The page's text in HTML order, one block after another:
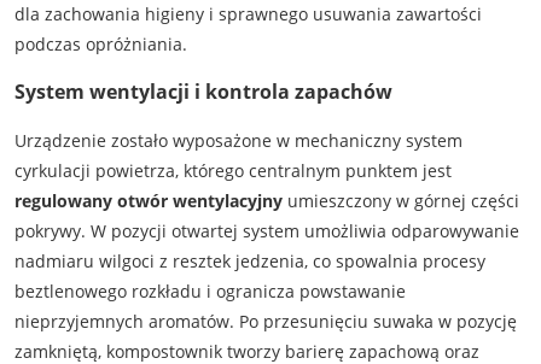
dla zachowania higieny i sprawnego usuwania zawartości
podczas opróżniania.
System wentylacji i kontrola zapachów
Urządzenie zostało wyposażone w mechaniczny system
cyrkulacji powietrza, którego centralnym punktem jest
regulowany otwór wentylacyjnyumieszczony w górnej części
pokrywy. W pozycji otwartej system umożliwia odparowywanie
nadmiaru wilgoci z resztek jedzenia, co spowalnia procesy
beztlenowego rozkładu i ogranicza powstawanie
nieprzyjemnych aromatów. Po przesunięciu suwaka w pozycję
zamkniętą, kompostownik tworzy barierę zapachową oraz